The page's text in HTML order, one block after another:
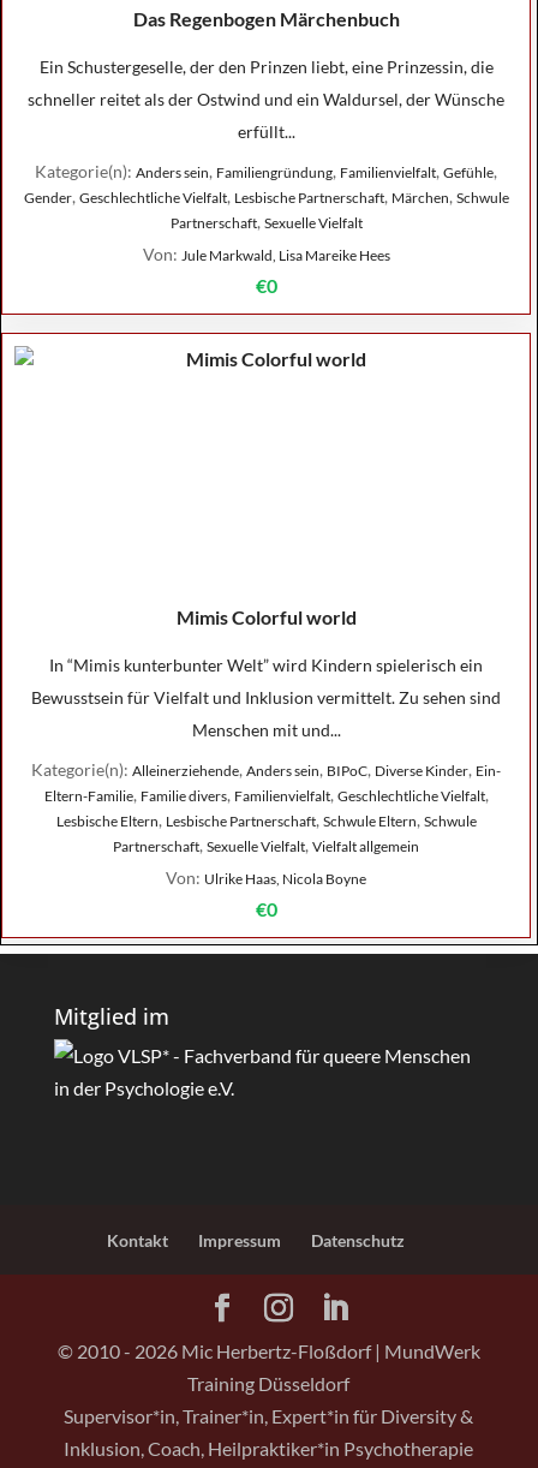
Das Regenbogen Märchenbuch
Ein Schustergeselle, der den Prinzen liebt, eine Prinzessin, die
schneller reitet als der Ostwind und ein Waldursel, der Wünsche
erfüllt...
Kategorie(n): Anders sein, Familiengründung, Familienvielfalt, Gefühle,
Gender, Geschlechtliche Vielfalt, Lesbische Partnerschaft, Märchen, Schwule
Partnerschaft, Sexuelle Vielfalt
Von: Jule Markwald, Lisa Mareike Hees
€0
Mimis Colorful world
In “Mimis kunterbunter Welt” wird Kindern spielerisch ein
Bewusstsein für Vielfalt und Inklusion vermittelt. Zu sehen sind
Menschen mit und...
Kategorie(n): Alleinerziehende, Anders sein, BIPoC, Diverse Kinder, Ein-
Eltern-Familie, Familie divers, Familienvielfalt, Geschlechtliche Vielfalt,
Lesbische Eltern, Lesbische Partnerschaft, Schwule Eltern, Schwule
Partnerschaft, Sexuelle Vielfalt, Vielfalt allgemein
Von: Ulrike Haas, Nicola Boyne
€0
Mitglied im
Kontakt Impressum Datenschutz
© 2010 - 2026Mic Herbertz-Floßdorf | MundWerk
Training Düsseldorf
Supervisor*in, Trainer*in, Expert*in für Diversity &
Inklusion, Coach, Heilpraktiker*in Psychotherapie